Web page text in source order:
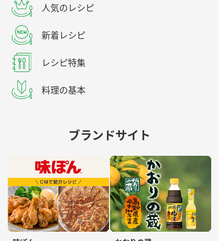
人気のレシピ
新着レシピ
レシピ特集
料理の基本
ブランドサイト